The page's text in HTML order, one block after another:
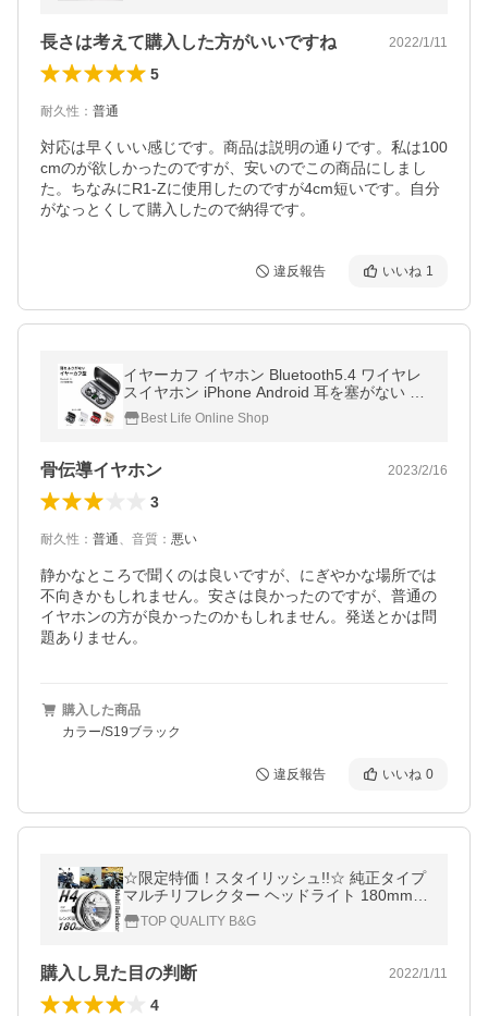
長さは考えて購入した方がいいですね 2022/1/11
5
耐久性 ： 普通
対応は早くいい感じです。商品は説明の通りです。私は100
cmのが欲しかったのですが、安いのでこの商品にしまし
た。ちなみにR1-Zに使用したのですが4cm短いです。自分
がなっとくして購入したので納得です。
違反報告 いいね 1
イヤーカフ イヤホン Bluetooth5.4 ワイヤレ
スイヤホン iPhone Android 耳を塞がない オ
ープンイヤー クリップ型 耳掛け LED残量 IP
X4 Type-C 充電ケース S19
Best Life Online Shop
骨伝導イヤホン 2023/2/16
3
耐久性 ： 普通、 音質 ： 悪い
静かなところで聞くのは良いですが、にぎやかな場所では
不向きかもしれません。安さは良かったのですが、普通の
イヤホンの方が良かったのかもしれません。発送とかは問
題ありません。
購入した商品
カラー/S19ブラック
違反報告 いいね 0
☆限定特価！スタイリッシュ!!☆ 純正タイプ
マルチリフレクター ヘッドライト 180mm
カスタム バイク 汎用 社外 CB400SF XJR 40
0/1200/1300 RZ
TOP QUALITY B&G
購入し見た目の判断 2022/1/11
4